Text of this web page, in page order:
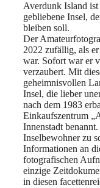
Averdunk Island
gebliebene Insel,
bleiben soll.
Der
2022 zufällig, als
war. Sofort war er
verzaubert. Mit
geheimnisvollen
Insel, die lieber
nach dem 1983
Einkaufszentrum
Innenstadt
Inselbewohner zu
Informationen an
fotografischen
einzige
in diesen